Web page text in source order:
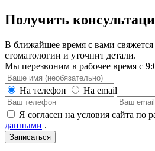
Получить
В ближайшее время с вами
стоматологии и уточнит детали.
Мы перезвоним в рабочее время с
На телефон На email
Я согласен на условия сайта по
данными .
Записаться